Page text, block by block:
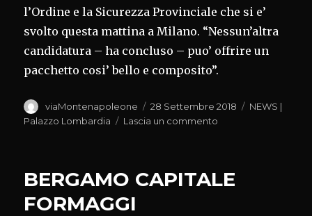
l’Ordine e la Sicurezza Provinciale che si e’
svolto questa mattina a Milano. “Nessun’altra
candidatura – ha concluso – puo’ offrire un
pacchetto cosi’ bello e composito”.
Autore
viaMontenapoleone
Pubblicato
il
28 Settembre 2018 Categorie
NEWS |
Palazzo Lombardia
Lascia un commento
BERGAMO CAPITALE
FORMAGGI